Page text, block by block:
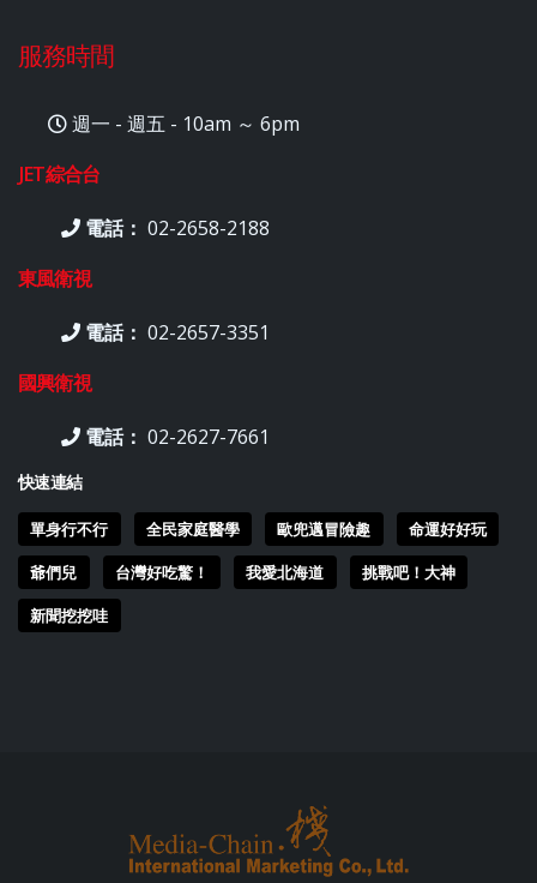
服務時間
週一 - 週五 - 10am ～ 6pm
JET綜合台
電話： 02-2658-2188
東風衛視
電話： 02-2657-3351
國興衛視
電話： 02-2627-7661
快速連結
單身行不行 全民家庭醫學 歐兜邁冒險趣
命運好好玩
爺們兒
台灣好吃驚！ 我愛北海道
挑戰吧！大神
新聞挖挖哇